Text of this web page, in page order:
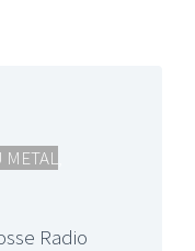
METAL
Radio